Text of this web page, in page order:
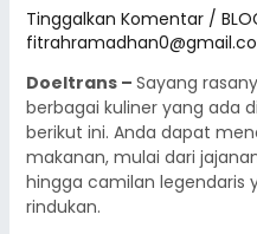
Tinggalkan Komentar /
Doeltrans – Sayang
berbagai kuliner yang ada
berikut ini. Anda dapat
makanan, mulai dari
hingga camilan legendaris
rindukan.